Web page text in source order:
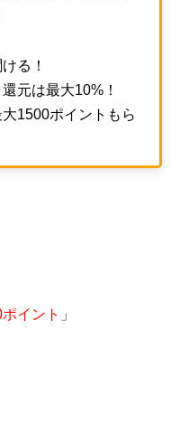
る！
元は最大10%！
1500ポイントもら
イント
」